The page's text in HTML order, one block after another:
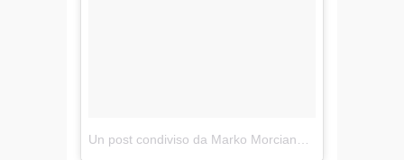
Un post condiviso da Marko Morciano △ (@markomorciano)